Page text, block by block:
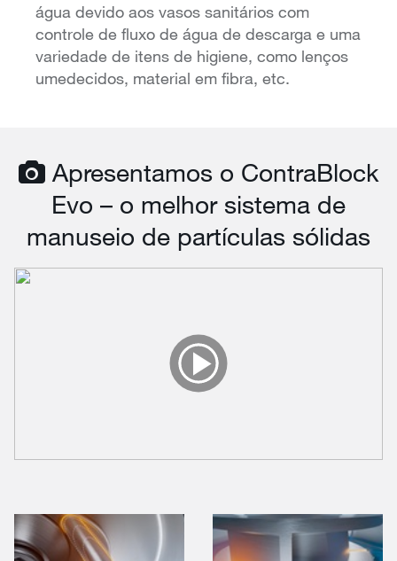
água devido aos vasos sanitários com
controle de fluxo de água de descarga e uma
variedade de itens de higiene, como lenços
umedecidos, material em fibra, etc.
Apresentamos o ContraBlock
Evo – o melhor sistema de
manuseio de partículas sólidas
Play
Video